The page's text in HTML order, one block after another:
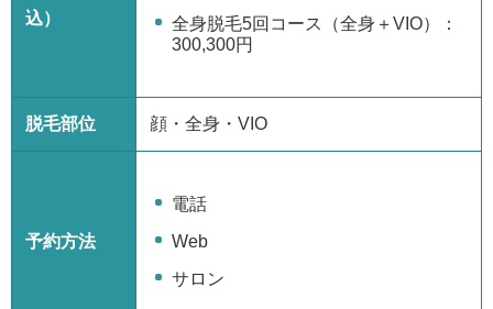
込）
全身脱毛5回コース（全身＋VIO）：
300,300円
脱毛部位 顔・全身・VIO
予約方法
電話
Web
サロン